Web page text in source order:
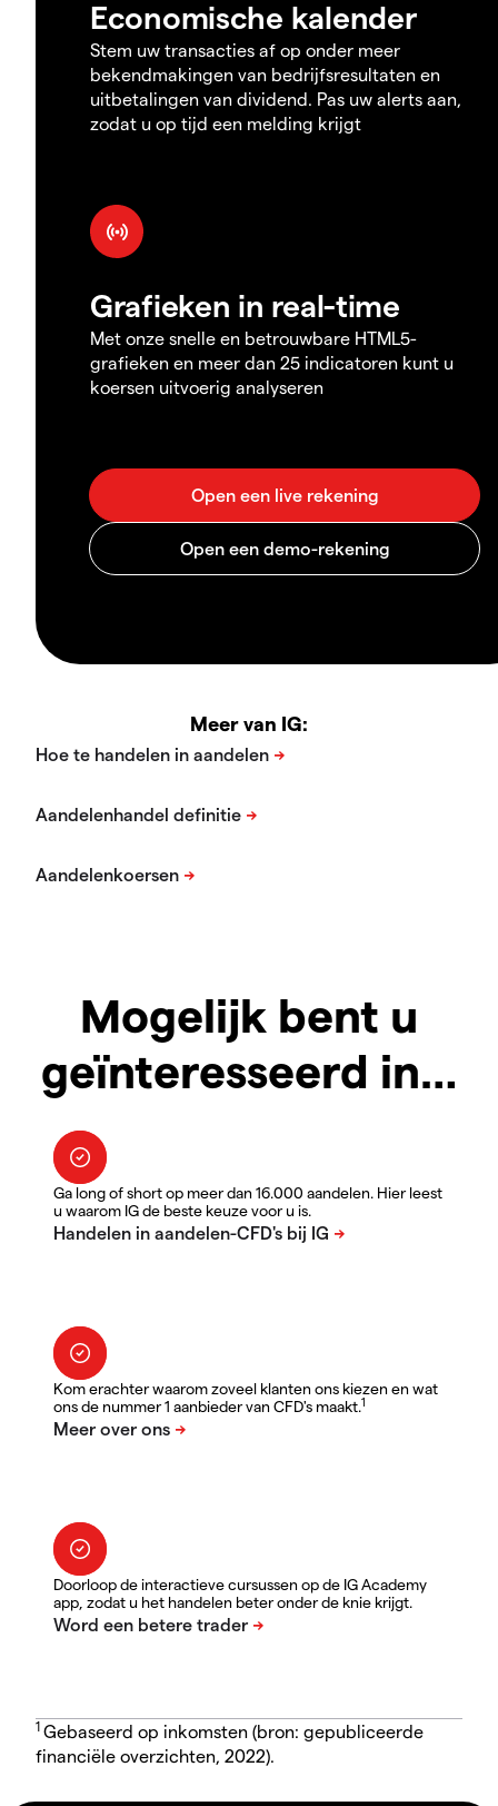
Economische kalender
Stem uw transacties af op onder meer
bekendmakingen van bedrijfsresultaten en
uitbetalingen van dividend. Pas uw alerts aan,
zodat u op tijd een melding krijgt
Grafieken in real-time
Met onze snelle en betrouwbare HTML5-
grafieken en meer dan 25 indicatoren kunt u
koersen uitvoerig analyseren
Meer van IG:
Mogelijk bent u
geïnteresseerd in…
Ga long of short op meer dan 16.000 aandelen. Hier leest
u waarom IG de beste keuze voor u is.
Kom erachter waarom zoveel klanten ons kiezen en wat
ons de nummer 1 aanbieder van CFD's maakt.1
Doorloop de interactieve cursussen op de IG Academy
app, zodat u het handelen beter onder de knie krijgt.
1 Gebaseerd op inkomsten (bron: gepubliceerde
financiële overzichten, 2022).